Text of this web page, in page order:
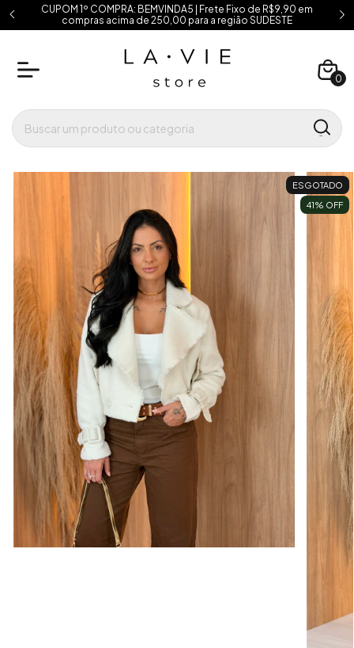
CUPOM 1º COMPRA: BEMVINDA5 | Frete Fixo de R$9,90 em
compras acima de 250,00 para a região SUDESTE
0
ESGOTADO
41% OFF